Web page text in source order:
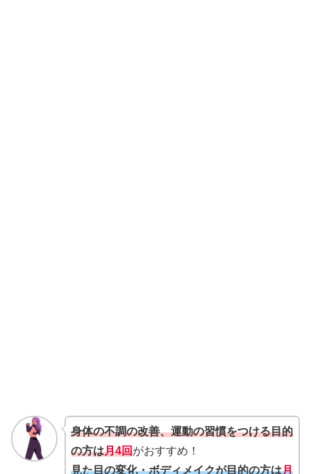
身体の不調の改善、運動の習慣をつける目的
の方は月4回がおすすめ！
見た目の変化・ボディメイクが目的の方は月